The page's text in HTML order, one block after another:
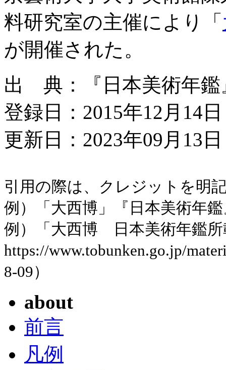
料研究室の主催により「
が開催された。
出 典：『日本美術年鑑
登録日：2015年12月14日
更新日：2023年09月13
引用の際は、クレジットを明
例）「大西博」『日本美術年
例）「大西博 日本美術年鑑所
https://www.tobunken.go.jp/
8-09）
about
前言
凡例